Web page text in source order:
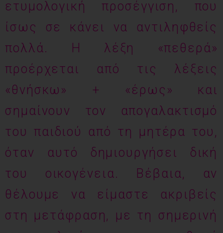
ετυμολογική προσέγγιση, που
ίσως σε κάνει να αντιληφθείς
πολλά. Η λέξη «πεθερά»
προέρχεται από τις λέξεις
«θνήσκω» + «έρως» και
σημαίνουν τον απογαλακτισμό
του παιδιού από τη μητέρα του,
όταν αυτό δημιουργήσει δική
του οικογένεια. Βέβαια, αν
θέλουμε να είμαστε ακριβείς
στη μετάφραση, με τη σημερινή